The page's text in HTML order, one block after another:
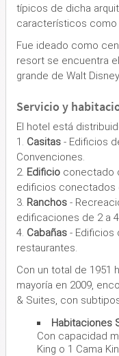
típicos de dicha
característicos como
Fue ideado como
resort se encuentra
grande de Walt
Servicio y
El hotel está
1. Casitas - Edificios
Convenciones.
2. Edificio conectado
edificios conectados
3. Ranchos -
edificaciones de 2 a
4. Cabañas - Edificios
restaurantes.
Con un total de 1951
mayoría en 2009,
& Suites, con
Habitaciones
Con capacidad
King o 1 Cama